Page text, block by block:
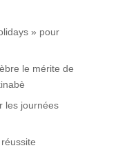
» pour
le mérite de
les journées